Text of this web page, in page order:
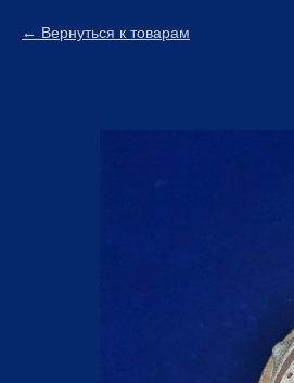
Вернуться к товарам